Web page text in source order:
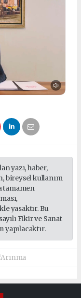
yazı, haber,
bireysel kullanım
tamamen
yasaktır. Bu
Fikir ve Sanat
yapılacaktır.